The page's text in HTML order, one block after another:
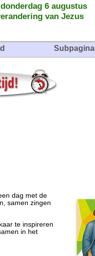
6 augustus
van Jezus
Subpagina
dag met de
samen zingen
te inspireren
in het